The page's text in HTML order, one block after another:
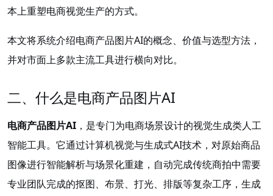
本上重塑电商视觉生产的方式。
本文将系统介绍电商产品图片AI的概念、价值与选型方法，
并对市面上多款主流工具进行横向对比。
二、什么是电商产品图片AI
电商产品图片AI ，是专门为电商场景设计的视觉生成类人工
智能工具。它通过计算机视觉与生成式AI技术，对原始商品
图像进行智能解析与场景化重建，自动完成传统商拍中需要
专业团队完成的抠图、布景、打光、排版等复杂工序，生成